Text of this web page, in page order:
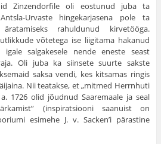
Zinzendorfile oli eostunud juba ta
Urvaste hingekarjasena pole ta
rahuldunud kirvetöö­ga.
võtetega ise liigi­tama hakanud
igale salgakesele nende eneste seast
Oli juba ka siin­sete suurte sakste
saksa vendi, kes kitsamas ringis
Nii tea­takse, et „mitmed Herrnhuti
1726 olid jõudnud Saaremaale ja seal
(inspiratsiooni saanuist on
esimehe J. v. Sacken’i pärastine